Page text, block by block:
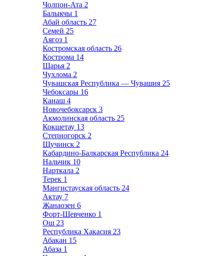
Чолпон-Ата 2
Балыкчы 1
Абай область 27
Семей 25
Аягоз 1
Костромская область 26
Кострома 14
Шарья 2
Чухлома 2
Чувашская Республика — Чувашия 25
Чебоксары 16
Канаш 4
Новочебоксарск 3
Акмолинская область 25
Кокшетау 13
Степногорск 2
Щучинск 2
Кабардино-Балкарская Республика 24
Нальчик 10
Нарткала 2
Терек 1
Мангистауская область 24
Актау 7
Жанаозен 6
Форт-Шевченко 1
Ош 23
Республика Хакасия 23
Абакан 15
Абаза 1